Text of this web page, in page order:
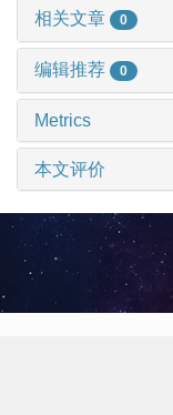
相关文章 0
编辑推荐 0
Metrics
本文评价